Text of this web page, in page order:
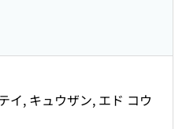
イ, キュウザン, エド コウ